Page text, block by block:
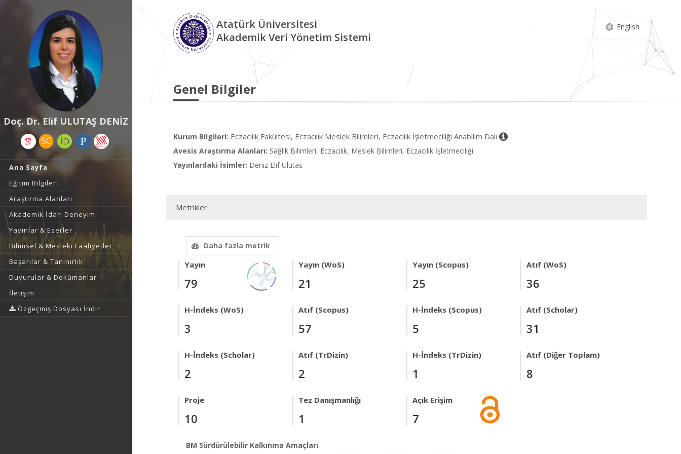
Doç. Dr. Elif ULUTAŞ DENİZ
Ana Sayfa
Eğitim Bilgileri
Araştırma Alanları
Akademik İdari Deneyim
Yayınlar & Eserler
Bilimsel & Mesleki Faaliyetler
Başarılar & Tanınırlık
Duyurular & Dokümanlar
İletişim
Özgeçmiş Dosyası İndir
Atatürk Üniversitesi
Akademik Veri Yönetim Sistemi
English
Genel Bilgiler
Kurum Bilgileri: Eczacılık Fakültesi, Eczacılık Meslek Bilimleri, Eczacılık İşletmeciliği Anabilim Dalı
Avesis Araştırma Alanları: Sağlık Bilimleri, Eczacılık, Meslek Bilimleri, Eczacılık İşletmeciliği
Yayınlardaki İsimler: Deniz Elif Ulutas
Metrikler
Daha fazla metrik
Yayın
79
Yayın (WoS)
21
Yayın (Scopus)
25
Atıf (WoS)
36
H-İndeks (WoS)
3
Atıf (Scopus)
57
H-İndeks (Scopus)
5
Atıf (Scholar)
31
H-İndeks (Scholar)
2
Atıf (TrDizin)
2
H-İndeks (TrDizin)
1
Atıf (Diğer Toplam)
8
Proje
10
Tez Danışmanlığı
1
Açık Erişim
7
BM Sürdürülebilir Kalkınma Amaçları